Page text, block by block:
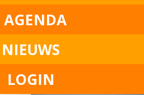
AGENDA
NIEUWS
LOGIN